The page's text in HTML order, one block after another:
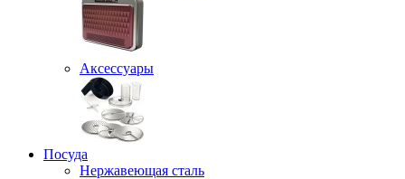
Аксессуары
Посуда
Нержавеющая сталь